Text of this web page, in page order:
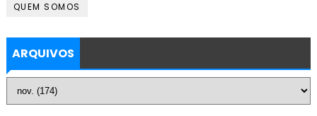
QUEM SOMOS
ARQUIVOS